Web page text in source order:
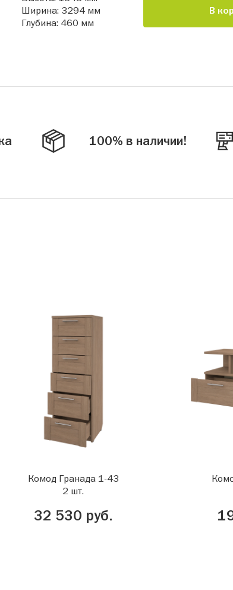
Ширина: 3294 мм
Глубина: 460 мм
В
100% в наличии!
Комод Гранада 1-43
2 шт.
32 530 руб.